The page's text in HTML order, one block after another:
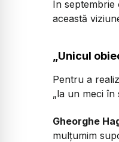
În
această
„Unicul
Pentru a
„la un meci
Gheorghe
mulțumim